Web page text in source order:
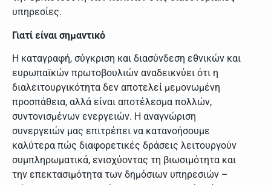
υπηρεσίες.
Γιατί είναι σημαντικό
Η καταγραφή, σύγκριση και διασύνδεση εθνικών και
ευρωπαϊκών πρωτοβουλιών αναδεικνύει ότι η
διαλειτουργικότητα δεν αποτελεί μεμονωμένη
προσπάθεια, αλλά είναι αποτέλεσμα πολλών,
συντονισμένων ενεργειών. Η αναγνώριση
συνεργειών μας επιτρέπει να κατανοήσουμε
καλύτερα πώς διαφορετικές δράσεις λειτουργούν
συμπληρωματικά, ενισχύοντας τη βιωσιμότητα και
την επεκτασιμότητα των δημόσιων υπηρεσιών –